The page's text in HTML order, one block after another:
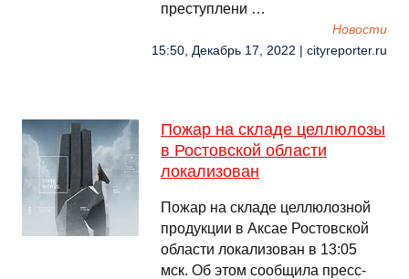
преступлени …
Новости
15:50, Декабрь 17, 2022 | cityreporter.ru
Пожар на складе целлюлозы
в Ростовской области
локализован
Пожар на складе целлюлозной
продукции в Аксае Ростовской
области локализован в 13:05
мск. Об этом сообщила пресс-